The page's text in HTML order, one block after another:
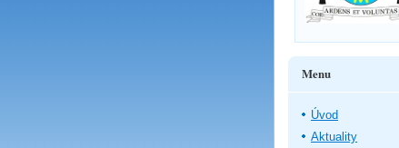
Menu
Úvod
Aktuality